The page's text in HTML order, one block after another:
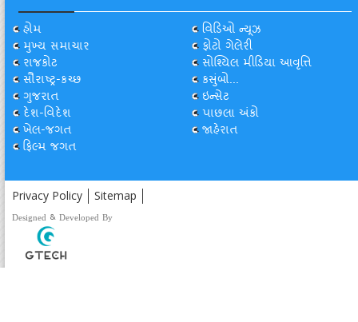
હોમ
મુખ્ય સમાચાર
રાજકોટ
સૌરાષ્ટ્ર-કચ્છ
ગુજરાત
દેશ-વિદેશ
ખેલ-જગત
ફિલ્મ જગત
વિડિઓ ન્યૂઝ
ફોટો ગેલેરી
સોશ્યિલ મીડિયા આવૃત્તિ
કસુંબો...
ઇન્સેટ
પાછલા અંકો
જાહેરાત
Privacy Policy Sitemap
Designed & Developed By